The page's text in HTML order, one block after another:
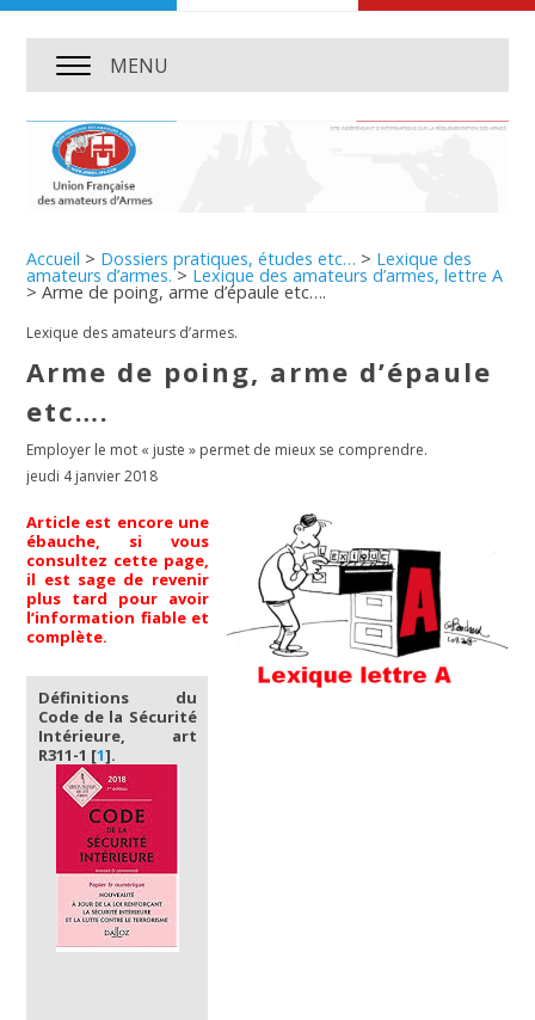
MENU
Accueil > Dossiers pratiques, études etc… > Lexique des
amateurs d’armes.> Lexique des amateurs d’armes, lettre A
>Arme de poing, arme d’épaule etc….
Lexique des amateurs d’armes.
Arme de poing, arme d’épaule
etc….
Employer le mot « juste » permet de mieux se comprendre.
jeudi 4 janvier 2018
Article est encore une
ébauche, si vous
consultez cette page,
il est sage de revenir
plus tard pour avoir
l’information fiable et
complète.
Définitions du
Code de la Sécurité
Intérieure, art
R311-1 [1].